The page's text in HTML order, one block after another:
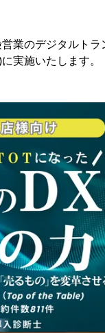
業のデジタルト
実施いたします。